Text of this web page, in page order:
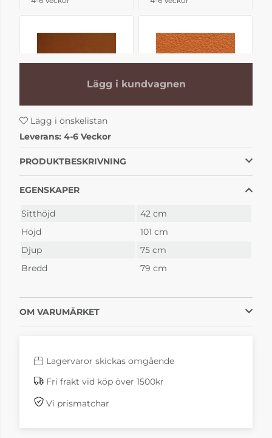
Happy Läder
Nevada brun 3019
25 435 kr
Nevada natur 54035
Nevada svart 3005
25 435 kr 19 210 kr
Lägg i kundvagnen
Lägg i önskelistan
Leverans: 4-6 Veckor
PRODUKTBESKRIVNING
EGENSKAPER
Sitthöjd
42 cm
Höjd
101 cm
Djup
75 cm
Bredd
79 cm
OM VARUMÄRKET
Lagervaror skickas omgående
Fri frakt vid köp över 1500kr
Vi prismatchar